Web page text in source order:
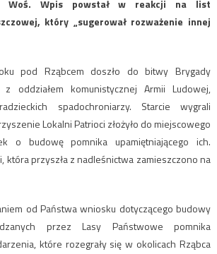
Woś. Wpis powstał w reakcji na list
który „sugerował rozważenie innej
pod Rząbcem doszło do bitwy Brygady
z oddziałem komunistycznej Armii Ludowej,
spadochroniarzy. Starcie wygrali
Lokalni Patrioci złożyło do miejscowego
o budowę pomnika upamiętniającego ich.
która przyszła z nadleśnictwa zamieszczono na
od Państwa wniosku dotyczącego budowy
przez Lasy Państwowe pomnika
które rozegrały się w okolicach Rząbca